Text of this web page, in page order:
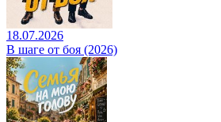
18.07.2026
В шаге от боя (2026)